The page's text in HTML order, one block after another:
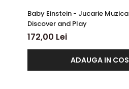
Baby Einstein - Jucarie Muzicala Pian
Discover and Play
172,00 Lei
ADAUGA IN COS